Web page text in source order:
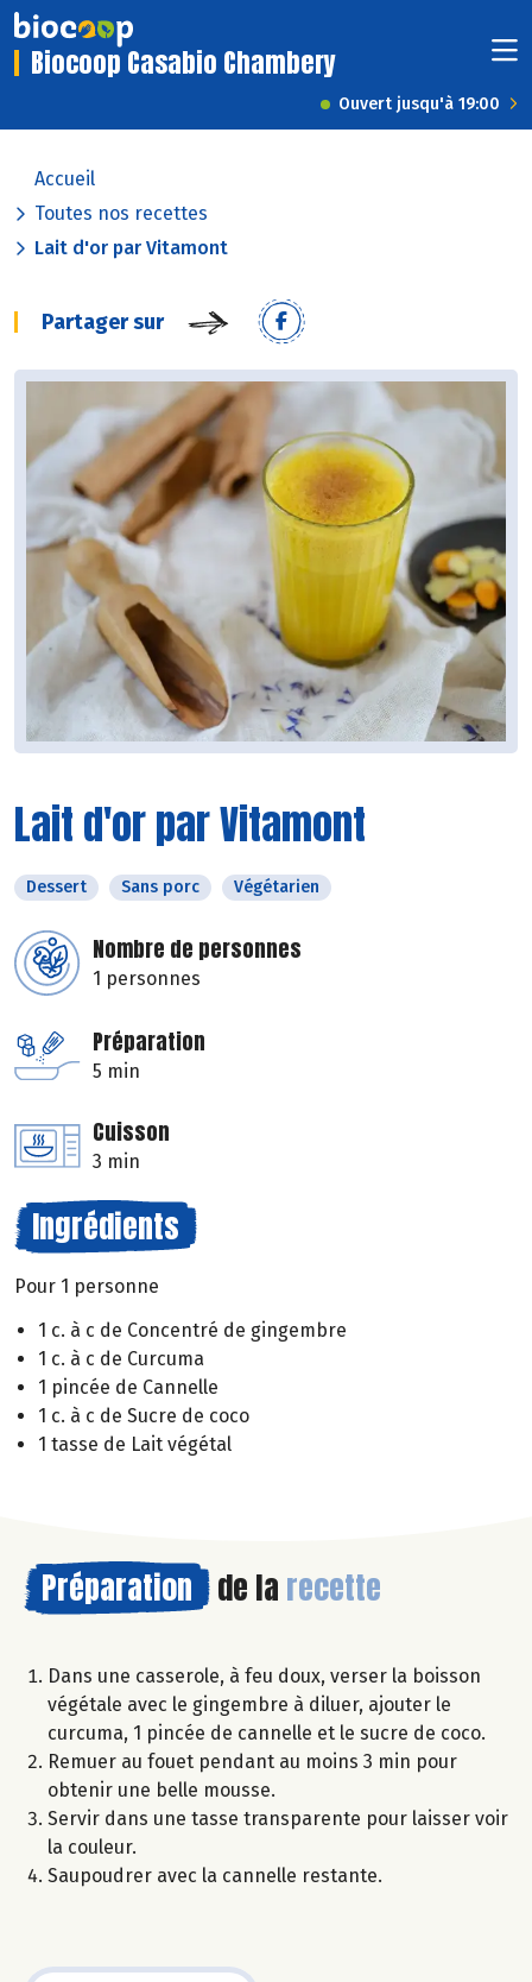
Biocoop Casabio Chambery
Ouvert jusqu'à 19:00
Accueil
Toutes nos recettes
Lait d'or par Vitamont
Partager sur
Lait d'or par Vitamont
Dessert Sans porc Végétarien
Nombre de personnes
1 personnes
Préparation
5 min
Cuisson
3 min
Ingrédients
Pour 1 personne
1 c. à c de Concentré de gingembre
1 c. à c de Curcuma
1 pincée de Cannelle
1 c. à c de Sucre de coco
1 tasse de Lait végétal
Préparation de la recette
Dans une casserole, à feu doux, verser la boisson
végétale avec le gingembre à diluer, ajouter le
curcuma, 1 pincée de cannelle et le sucre de coco.
Remuer au fouet pendant au moins 3 min pour
obtenir une belle mousse.
Servir dans une tasse transparente pour laisser voir
la couleur.
Saupoudrer avec la cannelle restante.